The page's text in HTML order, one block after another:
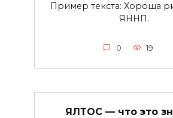
Пример текста: Хороша
ЯННП.
0 19
ЯЛТОС — что это